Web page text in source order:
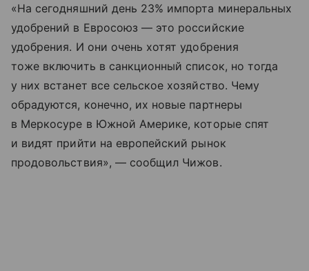
«На сегодняшний день 23% импорта минеральных
удобрений в Евросоюз — это российские
удобрения. И они очень хотят удобрения
тоже включить в санкционный список, но тогда
у них встанет все сельское хозяйство. Чему
обрадуются, конечно, их новые партнеры
в Меркосуре в Южной Америке, которые спят
и видят прийти на европейский рынок
продовольствия», — сообщил Чижов.